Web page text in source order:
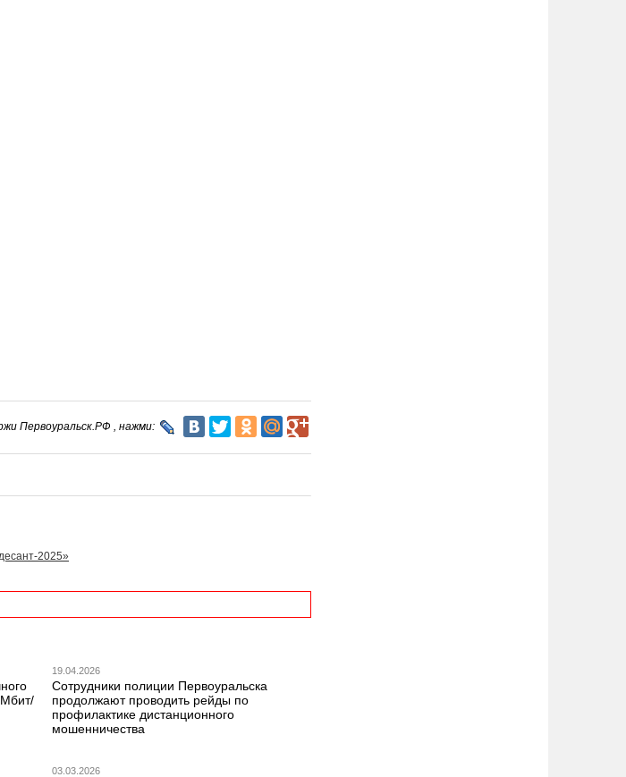
Первоуральск.РФ , нажми:
2025»
Мбит/
19.04.2026
Сотрудники полиции Первоуральска
продолжают проводить рейды по
профилактике дистанционного
мошенничества
03.03.2026